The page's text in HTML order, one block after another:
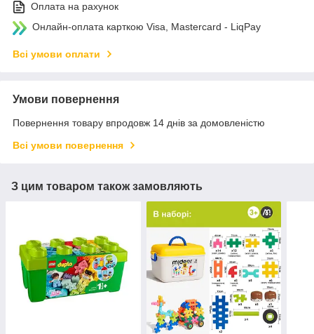
Оплата на рахунок
Онлайн-оплата карткою Visa, Mastercard - LiqPay
Всі умови оплати
Умови повернення
Повернення товару впродовж 14 днів за домовленістю
Всі умови повернення
З цим товаром також замовляють